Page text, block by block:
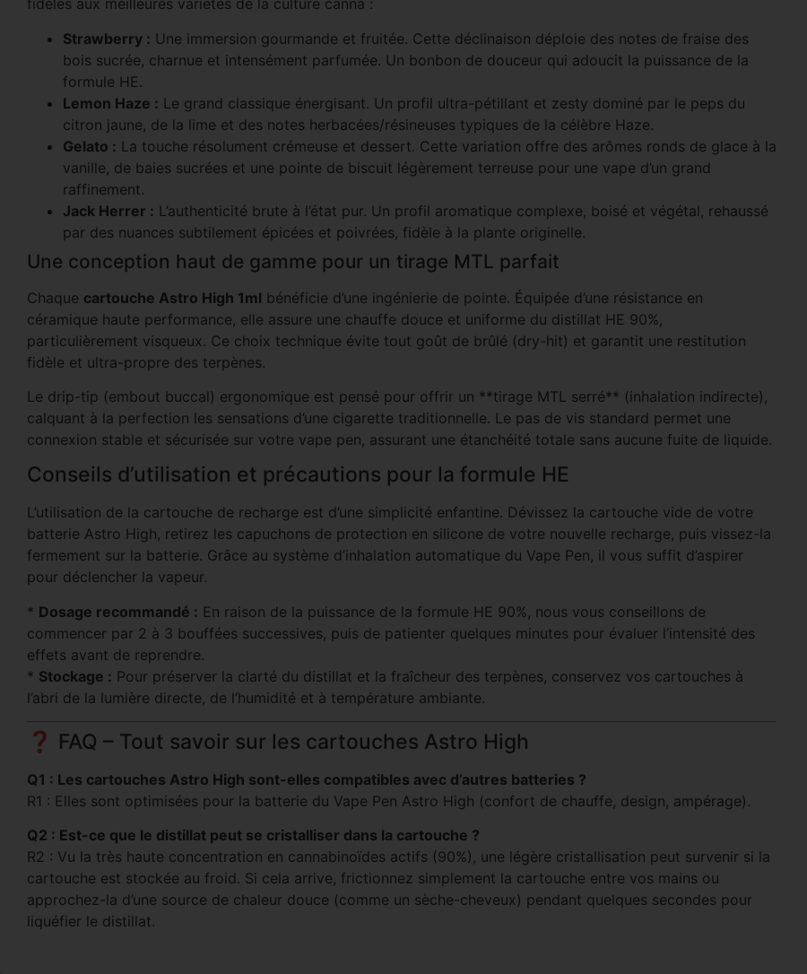
fidèles aux meilleures variétés de la culture canna :
Strawberry : Une immersion gourmande et fruitée. Cette déclinaison déploie des notes de fraise des
bois sucrée, charnue et intensément parfumée. Un bonbon de douceur qui adoucit la puissance de la
formule HE.
Lemon Haze : Le grand classique énergisant. Un profil ultra-pétillant et zesty dominé par le peps du
citron jaune, de la lime et des notes herbacées/résineuses typiques de la célèbre Haze.
Gelato : La touche résolument crémeuse et dessert. Cette variation offre des arômes ronds de glace à la
vanille, de baies sucrées et une pointe de biscuit légèrement terreuse pour une vape d’un grand
raffinement.
Jack Herrer : L’authenticité brute à l’état pur. Un profil aromatique complexe, boisé et végétal, rehaussé
par des nuances subtilement épicées et poivrées, fidèle à la plante originelle.
Une conception haut de gamme pour un tirage MTL parfait
Chaque cartouche Astro High 1ml bénéficie d’une ingénierie de pointe. Équipée d’une résistance en
céramique haute performance, elle assure une chauffe douce et uniforme du distillat HE 90%,
particulièrement visqueux. Ce choix technique évite tout goût de brûlé (dry-hit) et garantit une restitution
fidèle et ultra-propre des terpènes.
Le drip-tip (embout buccal) ergonomique est pensé pour offrir un **tirage MTL serré** (inhalation indirecte),
calquant à la perfection les sensations d’une cigarette traditionnelle. Le pas de vis standard permet une
connexion stable et sécurisée sur votre vape pen, assurant une étanchéité totale sans aucune fuite de liquide.
Conseils d’utilisation et précautions pour la formule HE
L’utilisation de la cartouche de recharge est d’une simplicité enfantine. Dévissez la cartouche vide de votre
batterie Astro High, retirez les capuchons de protection en silicone de votre nouvelle recharge, puis vissez-la
fermement sur la batterie. Grâce au système d’inhalation automatique du Vape Pen, il vous suffit d’aspirer
pour déclencher la vapeur.
* Dosage recommandé : En raison de la puissance de la formule HE 90%, nous vous conseillons de
commencer par 2 à 3 bouffées successives, puis de patienter quelques minutes pour évaluer l’intensité des
effets avant de reprendre.
* Stockage : Pour préserver la clarté du distillat et la fraîcheur des terpènes, conservez vos cartouches à
l’abri de la lumière directe, de l’humidité et à température ambiante.
❓ FAQ – Tout savoir sur les cartouches Astro High
Q1 : Les cartouches Astro High sont-elles compatibles avec d’autres batteries ?
R1 : Elles sont optimisées pour la batterie du Vape Pen Astro High (confort de chauffe, design, ampérage).
Q2 : Est-ce que le distillat peut se cristalliser dans la cartouche ?
R2 : Vu la très haute concentration en cannabinoïdes actifs (90%), une légère cristallisation peut survenir si la
cartouche est stockée au froid. Si cela arrive, frictionnez simplement la cartouche entre vos mains ou
approchez-la d’une source de chaleur douce (comme un sèche-cheveux) pendant quelques secondes pour
liquéfier le distillat.